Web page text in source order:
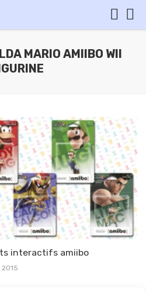
MARIO AMIIBO WII
interactifs amiibo